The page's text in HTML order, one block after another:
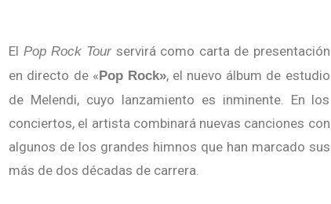
El Pop Rock Tour servirá como carta de presentación
en directo de «Pop Rock», el nuevo álbum de estudio
de Melendi, cuyo lanzamiento es inminente. En los
conciertos, el artista combinará nuevas canciones con
algunos de los grandes himnos que han marcado sus
más de dos décadas de carrera.